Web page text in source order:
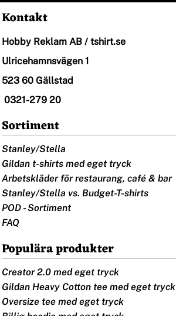
Kontakt
Hobby Reklam AB / tshirt.se
Ulricehamnsvägen 1
523 60 Gällstad
0321-279 20
Sortiment
Stanley/Stella
Gildan t-shirts med eget tryck
Arbetskläder för restaurang, café & bar
Stanley/Stella vs. Budget-T-shirts
POD - Sortiment
FAQ
Populära produkter
Creator 2.0 med eget tryck
Gildan Heavy Cotton tee med eget tryck
Oversize tee med eget tryck